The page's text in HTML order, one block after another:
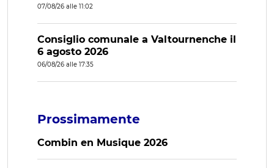
07/08/26 alle 11:02
Consiglio comunale a Valtournenche il
6 agosto 2026
06/08/26 alle 17:35
Prossimamente
Combin en Musique 2026